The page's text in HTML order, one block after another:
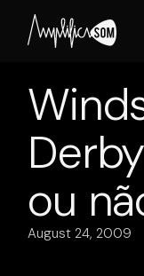
content
ou
August 24, 2009